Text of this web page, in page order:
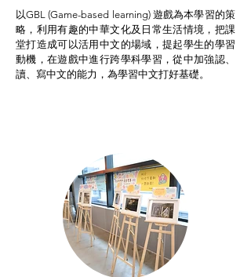
以GBL (Game-based learning) 遊戲為本學習的策
略，利用有趣的中華文化及日常生活情境，把課
堂打造成可以活用中文的場域，提起學生的學習
動機，在遊戲中進行跨學科學習，從中加強認、
讀、寫中文的能力，為學習中文打好基礎。